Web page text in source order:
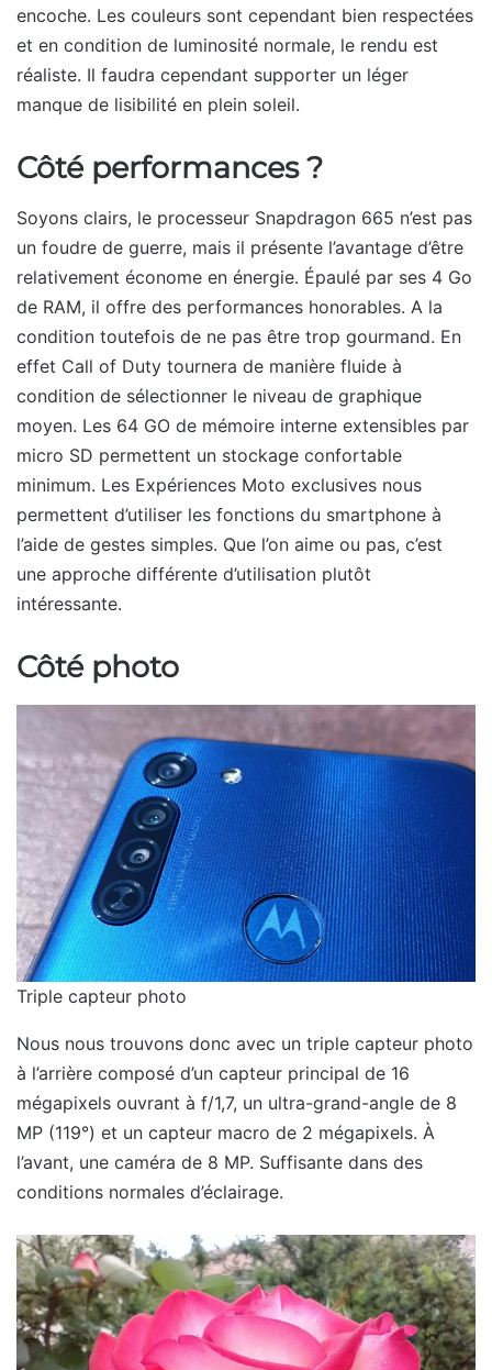
encoche. Les couleurs sont cependant bien respectées
et en condition de luminosité normale, le rendu est
réaliste. Il faudra cependant supporter un léger
manque de lisibilité en plein soleil.
Côté performances ?
Soyons clairs, le processeur Snapdragon 665 n’est pas
un foudre de guerre, mais il présente l’avantage d’être
relativement économe en énergie. Épaulé par ses 4 Go
de RAM, il offre des performances honorables. A la
condition toutefois de ne pas être trop gourmand. En
effet Call of Duty tournera de manière fluide à
condition de sélectionner le niveau de graphique
moyen. Les 64 GO de mémoire interne extensibles par
micro SD permettent un stockage confortable
minimum. Les Expériences Moto exclusives nous
permettent d’utiliser les fonctions du smartphone à
l’aide de gestes simples. Que l’on aime ou pas, c’est
une approche différente d’utilisation plutôt
intéressante.
Côté photo
Triple capteur photo
Nous nous trouvons donc avec un triple capteur photo
à l’arrière composé d’un capteur principal de 16
mégapixels ouvrant à f/1,7, un ultra-grand-angle de 8
MP (119°) et un capteur macro de 2 mégapixels. À
l’avant, une caméra de 8 MP. Suffisante dans des
conditions normales d’éclairage.